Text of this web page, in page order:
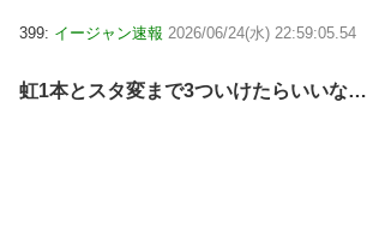
399: イージャン速報 2026/06/24(水) 22:59:05.54
虹1本とスタ変まで3ついけたらいいな…